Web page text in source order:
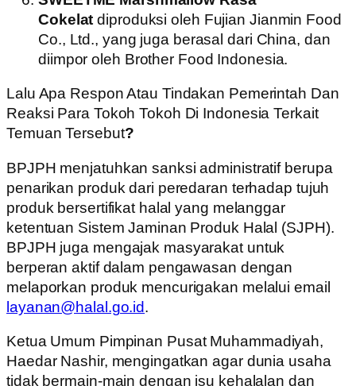
Cokelat diproduksi oleh Fujian Jianmin Food
Co., Ltd., yang juga berasal dari China, dan
diimpor oleh Brother Food Indonesia.
Lalu Apa Respon Atau Tindakan Pemerintah Dan
Reaksi Para Tokoh Tokoh Di Indonesia Terkait
Temuan Tersebut?
BPJPH menjatuhkan sanksi administratif berupa
penarikan produk dari peredaran terhadap tujuh
produk bersertifikat halal yang melanggar
ketentuan Sistem Jaminan Produk Halal (SJPH).
BPJPH juga mengajak masyarakat untuk
berperan aktif dalam pengawasan dengan
melaporkan produk mencurigakan melalui email
layanan@halal.go.id.
Ketua Umum Pimpinan Pusat Muhammadiyah,
Haedar Nashir, mengingatkan agar dunia usaha
tidak bermain-main dengan isu kehalalan dan